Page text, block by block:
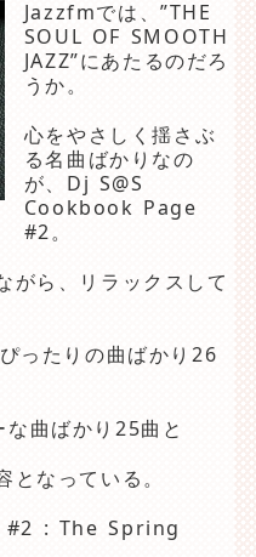
Jazzfmでは、”THE
SOUL OF SMOOTH
JAZZ”にあたるのだろ
うか。
心をやさしく揺さぶ
る名曲ばかりなの
が、Dj S@S
Cookbook Page
#2。
がら、リラックスして
ったりの曲ばかり26
曲ばかり25曲と
なっている。
#2 : The Spring